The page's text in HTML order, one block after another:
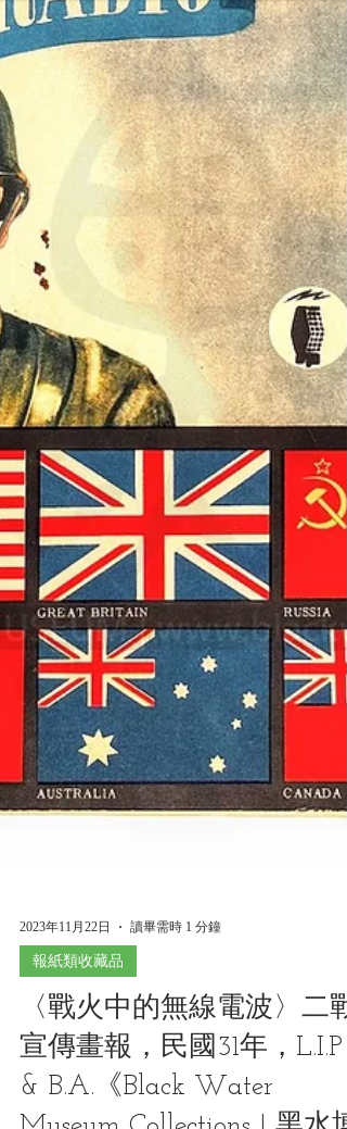
2023年11月22日 讀畢需時 1 分鐘
報紙類收藏品
〈戰火中的無線電波〉二戰